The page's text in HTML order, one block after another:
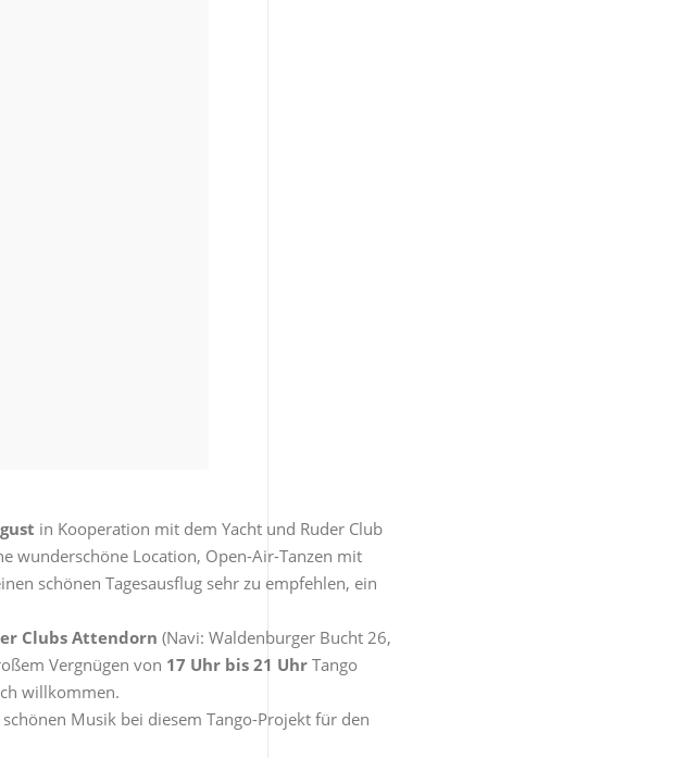
in Kooperation mit dem Yacht und Ruder Club
wunderschöne Location, Open-Air-Tanzen mit
schönen Tagesausflug sehr zu empfehlen, ein
Clubs Attendorn(Navi: Waldenburger Bucht 26,
Vergnügen von 17 Uhr bis 21 UhrTango
willkommen.
Musik bei diesem Tango-Projekt für den